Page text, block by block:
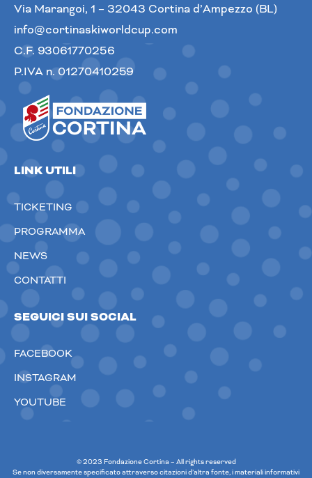
Via Marangoi, 1 – 32043 Cortina d’Ampezzo (BL)
info@cortinaskiworldcup.com
C.F. 93061770256
P.IVA n. 01270410259
LINK UTILI
TICKETING
PROGRAMMA
NEWS
CONTATTI
SEGUICI SUI SOCIAL
FACEBOOK
INSTAGRAM
YOUTUBE
© 2023 Fondazione Cortina – All rights reserved
Se non diversamente specificato attraverso citazioni d’altra fonte, i materiali informativi